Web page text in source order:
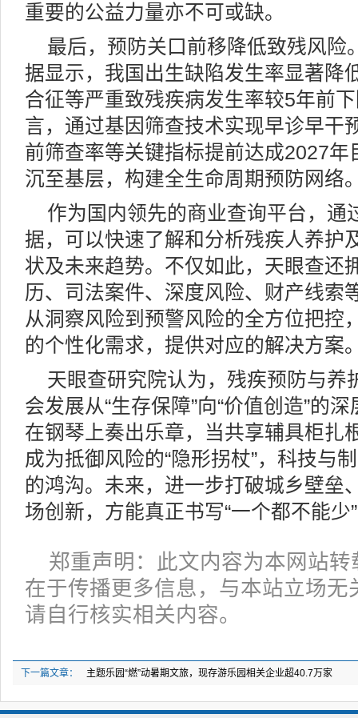
重要的公益力量亦不可或缺。
最后，预防关口前移降低致残风险
据显示，我国出生缺陷发生率显著降
合征等严重致残疾病发生率较5年前
言，通过基因筛查技术实现早诊早干
前筛查率等关键指标提前达成2027年
沉至基层，构建全生命周期预防网络
作为国内领先的商业查询平台，通
据，可以快速了解和分析残疾人养护
状及未来趋势。不仅如此，天眼查还
历、司法案件、深度风险、财产线索
从洞察风险到预警风险的全方位把控
的个性化需求，提供对应的解决方案
天眼查研究院认为，残疾预防与养
会发展从“生存保障”向“价值创造”的
在钢琴上奏出乐章，当共享辅具柜扎
成为抵御风险的“隐形拐杖”，科技与
的鸿沟。未来，进一步打破城乡壁垒
场创新，方能真正书写“一个都不能少
郑重声明：此文内容为本网站
在于传播更多信息，与本站立场
请自行核实相关内容。
下一篇文章： 主题乐园“燃”动暑期文旅，现存游乐园相关企业超40.7万家